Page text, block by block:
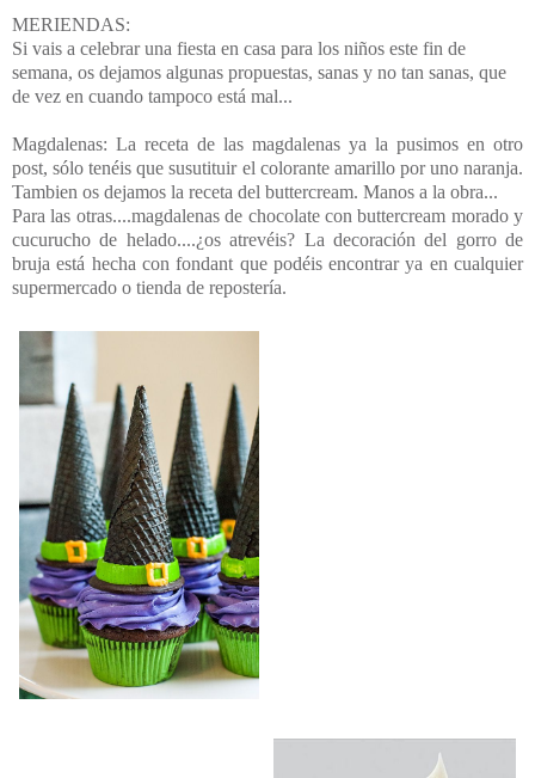
MERIENDAS:
Si vais a celebrar una fiesta en casa para los niños este fin de
semana, os dejamos algunas propuestas, sanas y no tan sanas, que
de vez en cuando tampoco está mal...
Magdalenas: La receta de las magdalenas ya la pusimos en otro
post, sólo tenéis que susutituir el colorante amarillo por uno naranja.
Tambien os dejamos la receta del buttercream. Manos a la obra...
Para las otras....magdalenas de chocolate con buttercream morado y
cucurucho de helado....¿os atrevéis? La decoración del gorro de
bruja está hecha con fondant que podéis encontrar ya en cualquier
supermercado o tienda de repostería.